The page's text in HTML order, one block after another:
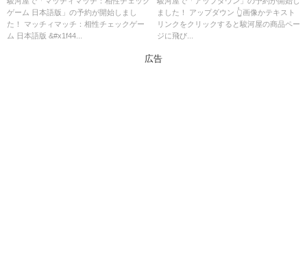
ゲーム 日本語版」の予約が開始しまし
た！ マッチィマッチ：相性チェックゲー
ム 日本語版 &#x1f44...
ました！ アップダウン 👆画像かテキスト
リンクをクリックすると駿河屋の商品ペー
ジに飛び...
広告